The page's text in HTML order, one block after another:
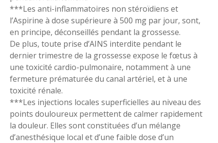
***Les anti-inflammatoires non stéroïdiens et
l’Aspirine à dose supérieure à 500 mg par jour, sont,
en principe, déconseillés pendant la grossesse.
De plus, toute prise d’AINS interdite pendant le
dernier trimestre de la grossesse expose le fœtus à
une toxicité cardio-pulmonaire, notamment à une
fermeture prématurée du canal artériel, et à une
toxicité rénale.
***Les injections locales superficielles au niveau des
points douloureux permettent de calmer rapidement
la douleur. Elles sont constituées d’un mélange
d’anesthésique local et d’une faible dose d’un